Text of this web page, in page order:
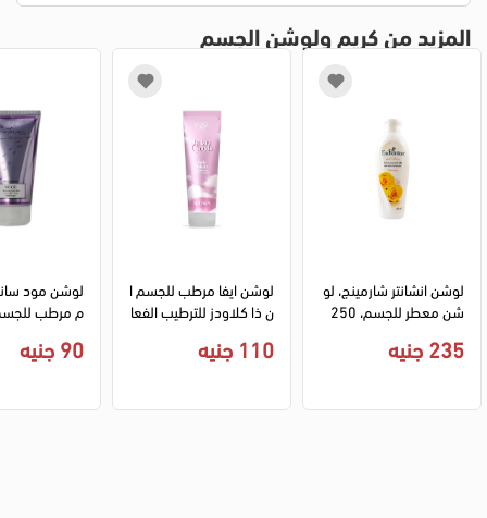
المزيد من كريم ولوشن الجسم
لوشن انشانتر شارمينج، لو
235 جنيه
لوشن ايفا مرطب للجسم ا
ن ذا كلاودز للترطيب الفعا
110 جنيه
لوشن مود
90 جنيه